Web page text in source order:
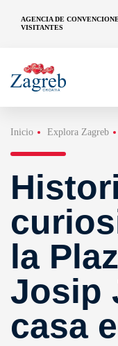
AGENCIA DE
VISITANTES
Inicio Explora Zagreb
la
Josip
casa